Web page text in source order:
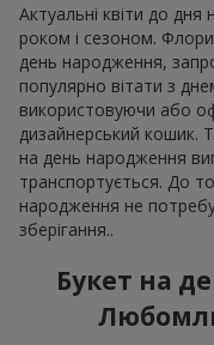
Актуальні квіти до
роком і сезоном.
день народження,
популярно вітати з
використовуючи або
дизайнерський кошик.
на день народження
транспортується. До
народження не
зберігання..
Букет на